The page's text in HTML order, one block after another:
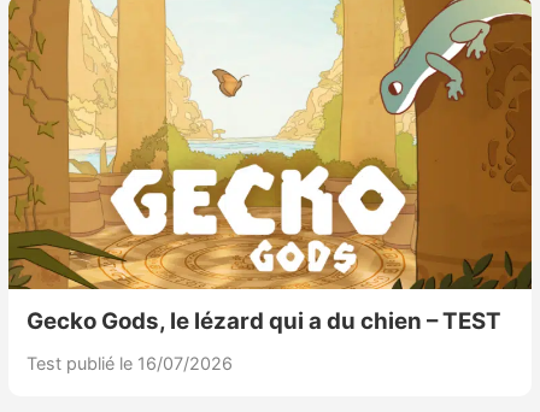
Gecko Gods, le lézard qui a du chien – TEST
Test publié le 16/07/2026